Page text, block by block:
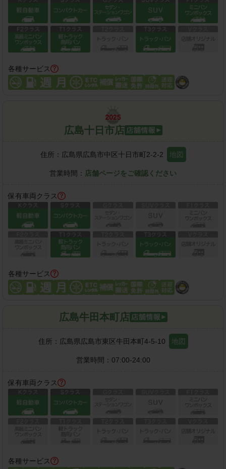
各種サービス
広島十日市店
住所： 広島県広島市中区十日市町2-2-2 地図
営業時間： 店舗ページをご確認ください
保有車両クラス
各種サービス
広島牛田本町店
住所： 広島県広島市東区牛田本町4-5-10 地図
営業時間： 07:00-24:00
保有車両クラス
各種サービス